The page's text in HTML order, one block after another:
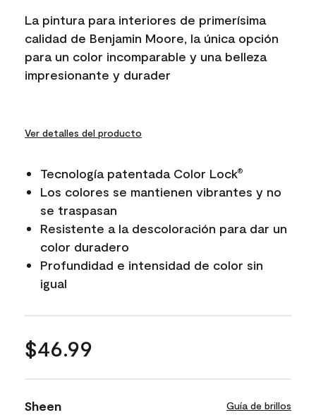
link.
La pintura para interiores de primerísima
calidad de Benjamin Moore, la única opción
para un color incomparable y una belleza
impresionante y durader
Ver detalles del producto
Tecnología patentada Color Lock®
Los colores se mantienen vibrantes y no
se traspasan
Resistente a la descoloración para dar un
color duradero
Profundidad e intensidad de color sin
igual
$46.99
Sheen Guía de brillos